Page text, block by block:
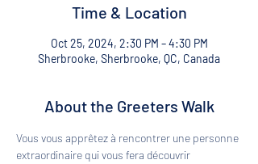
Time & Location
Oct 25, 2024, 2:30 PM – 4:30 PM
Sherbrooke, Sherbrooke, QC, Canada
About the Greeters Walk
Vous vous apprêtez à rencontrer une personne
extraordinaire qui vous fera découvrir